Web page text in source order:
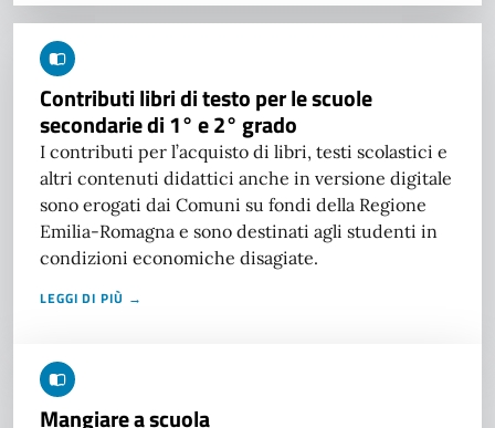
Contributi libri di testo per le scuole
secondarie di 1° e 2° grado
I contributi per l’acquisto di libri, testi scolastici e
altri contenuti didattici anche in versione digitale
sono erogati dai Comuni su fondi della Regione
Emilia-Romagna e sono destinati agli studenti in
condizioni economiche disagiate.
LEGGI DI PIÙ →
Mangiare a scuola